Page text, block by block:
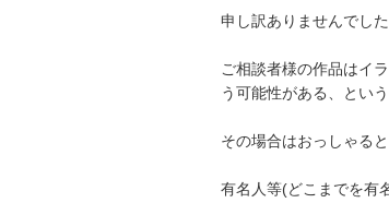
申し訳ありませんでし
ご相談者様の作品はイ
う可能性がある、という
その場合はおっしゃる
有名人等(どこまでを有